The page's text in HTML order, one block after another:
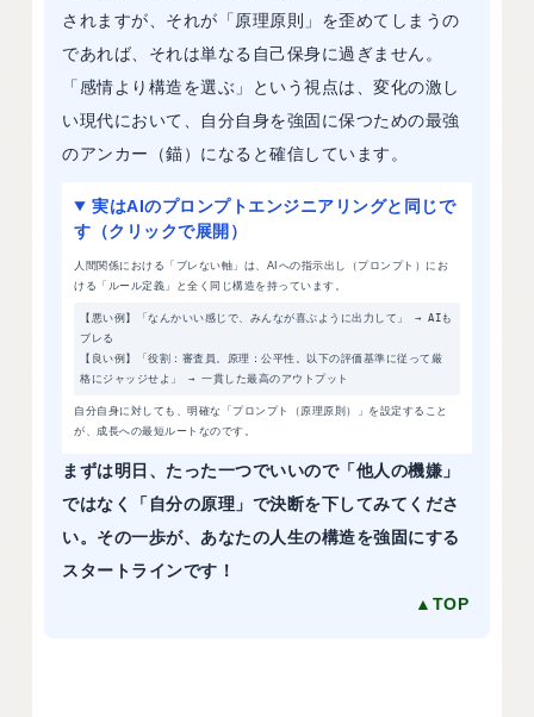
されますが、それが「原理原則」を歪めてしまうの
であれば、それは単なる自己保身に過ぎません。
「感情より構造を選ぶ」という視点は、変化の激し
い現代において、自分自身を強固に保つための最強
のアンカー（錨）になると確信しています。
実はAIのプロンプトエンジニアリングと同じで
す（クリックで展開）
人間関係における「ブレない軸」は、AIへの指示出し（プロンプト）にお
ける「ルール定義」と全く同じ構造を持っています。
【悪い例】「なんかいい感じで、みんなが喜ぶように出力して」 → AIも
ブレる
【良い例】「役割：審査員。原理：公平性。以下の評価基準に従って厳
格にジャッジせよ」 → 一貫した最高のアウトプット
自分自身に対しても、明確な「プロンプト（原理原則）」を設定すること
が、成長への最短ルートなのです。
まずは明日、たった一つでいいので「他人の機嫌」
ではなく「自分の原理」で決断を下してみてくださ
い。その一歩が、あなたの人生の構造を強固にする
スタートラインです！
▲TOP